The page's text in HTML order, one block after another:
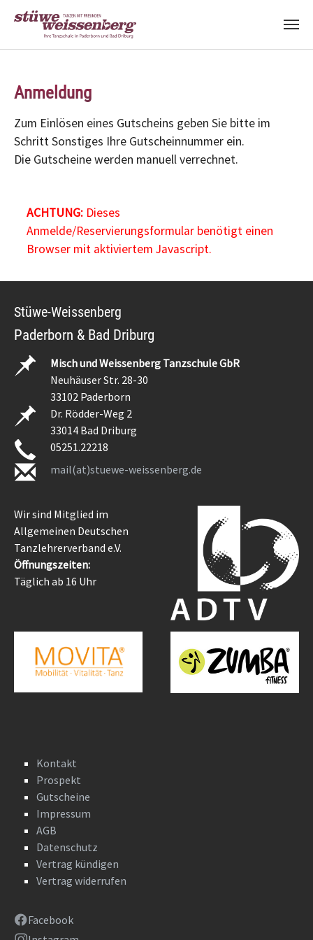
Anmeldung
Zum Einlösen eines Gutscheins geben Sie bitte im
Schritt Sonstiges Ihre Gutscheinnummer ein.
Die Gutscheine werden manuell verrechnet.
ACHTUNG:Dieses
Anmelde/Reservierungsformular benötigt einen
Browser mit aktiviertem Javascript.
Stüwe-Weissenberg
Paderborn & Bad Driburg
Misch und Weissenberg Tanzschule GbR
Neuhäuser Str. 28-30
33102 Paderborn
Dr. Rödder-Weg 2
33014 Bad Driburg
05251.22218
mail(at)stuewe-weissenberg.de
Wir sind Mitglied im
Allgemeinen Deutschen
Tanzlehrerverband e.V.
Öffnungszeiten:
Täglich ab 16 Uhr
Kontakt
Prospekt
Gutscheine
Impressum
AGB
Datenschutz
Vertrag kündigen
Vertrag widerrufen
Facebook